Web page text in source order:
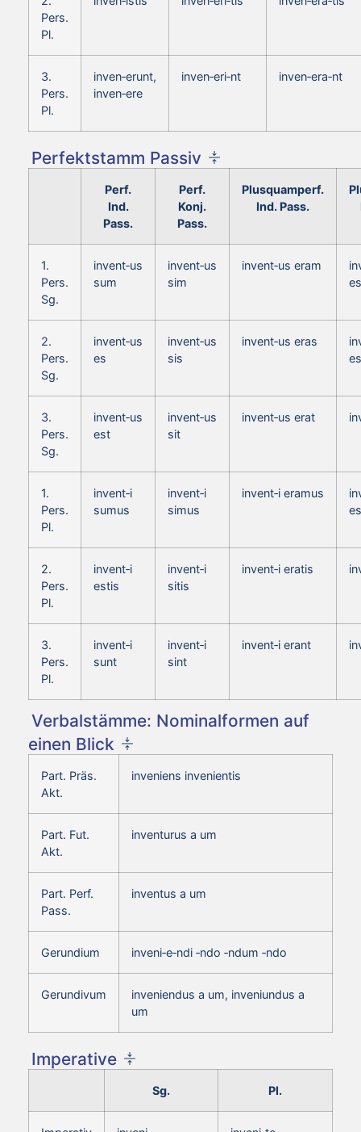
Pers.
Pl.
3.
Pers.
Pl.
inven‑erunt,
inven‑ere
inven‑eri‑nt inven‑era‑nt
Perfektstamm Passiv
Perf.
Ind.
Pass.
Perf.
Konj.
Pass.
Plusquamperf.
Ind. Pass.
1.
Pers.
Sg.
invent‑us
sum
invent‑us
sim
invent‑us eram
2.
Pers.
Sg.
invent‑us
es
invent‑us
sis
invent‑us eras
3.
Pers.
Sg.
invent‑us
est
invent‑us
sit
invent‑us erat
1.
Pers.
Pl.
invent‑i
sumus
invent‑i
simus
invent‑i eramus
2.
Pers.
Pl.
invent‑i
estis
invent‑i
sitis
invent‑i eratis
3.
Pers.
Pl.
invent‑i
sunt
invent‑i
sint
invent‑i erant
Verbalstämme: Nominalformen auf
einen Blick
Part. Präs.
Akt.
inveniens invenientis
Part. Fut.
Akt.
inventurus a um
Part. Perf.
Pass.
inventus a um
Gerundium inveni‑e‑ndi ‑ndo ‑ndum ‑ndo
Gerundivum
inveniendus a um, inveniundus a
um
Imperative
Sg. Pl.